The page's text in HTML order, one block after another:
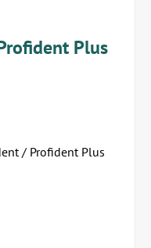
Plus
/ Profident Plus